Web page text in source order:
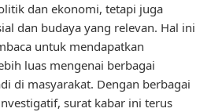
dan ekonomi, tetapi juga
dan budaya yang relevan. Hal ini
untuk mendapatkan
luas mengenai berbagai
di masyarakat. Dengan berbagai
surat kabar ini terus